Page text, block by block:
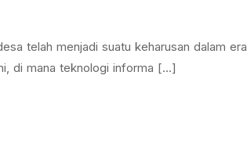
telah menjadi suatu keharusan dalam era
di mana teknologi informa [...]